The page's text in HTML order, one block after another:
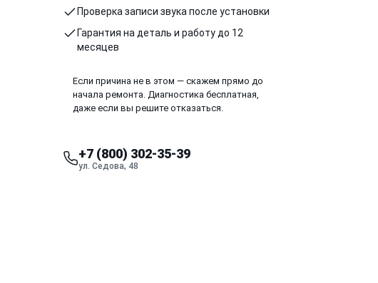
Проверка записи звука после установки
Гарантия на деталь и работу до 12
месяцев
Если причина не в этом — скажем прямо до
начала ремонта. Диагностика бесплатная,
даже если вы решите отказаться.
+7 (800) 302-35-39
ул. Седова, 48